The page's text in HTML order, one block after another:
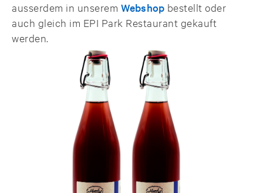
ausserdem in unserem Webshop bestellt oder
auch gleich im EPI Park Restaurant gekauft
werden.